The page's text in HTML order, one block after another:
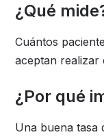
¿Qué
Cuántos
aceptan realizar
¿Por qué
Una buena tasa